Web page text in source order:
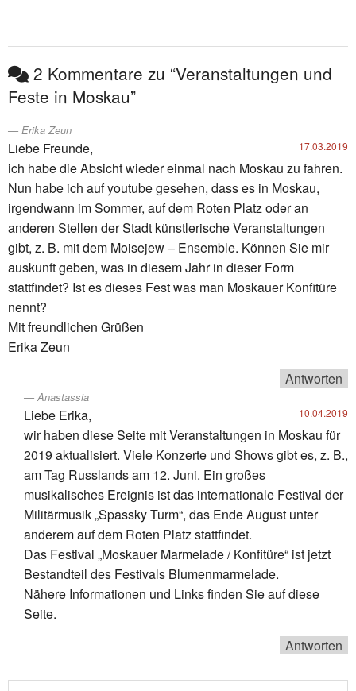
2 Kommentare zu “Veranstaltungen und
Feste in Moskau”
Erika Zeun
17.03.2019
Liebe Freunde,
ich habe die Absicht wieder einmal nach Moskau zu fahren.
Nun habe ich auf youtube gesehen, dass es in Moskau,
irgendwann im Sommer, auf dem Roten Platz oder an
anderen Stellen der Stadt künstlerische Veranstaltungen
gibt, z. B. mit dem Moisejew – Ensemble. Können Sie mir
auskunft geben, was in diesem Jahr in dieser Form
stattfindet? Ist es dieses Fest was man Moskauer Konfitüre
nennt?
Mit freundlichen Grüßen
Erika Zeun
Antworten
Anastassia
10.04.2019
Liebe Erika,
wir haben diese Seite mit Veranstaltungen in Moskau für
2019 aktualisiert. Viele Konzerte und Shows gibt es, z. B.,
am Tag Russlands am 12. Juni. Ein großes
musikalisches Ereignis ist das internationale Festival der
Militärmusik „Spassky Turm“, das Ende August unter
anderem auf dem Roten Platz stattfindet.
Das Festival „Moskauer Marmelade / Konfitüre“ ist jetzt
Bestandteil des Festivals Blumenmarmelade.
Nähere Informationen und Links finden Sie auf diese
Seite.
Antworten